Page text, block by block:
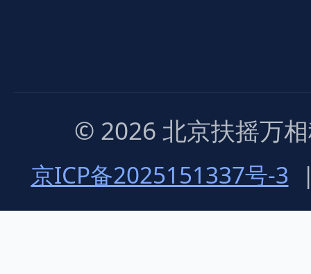
© 2026 北京扶摇万
京ICP备2025151337号-3